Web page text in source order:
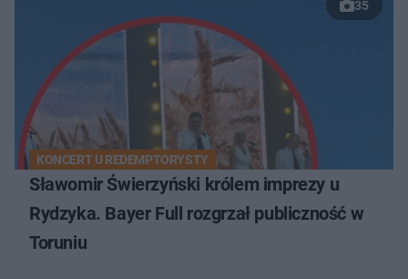
35
KONCERT U REDEMPTORYSTY
Sławomir Świerzyński królem imprezy u
Rydzyka. Bayer Full rozgrzał publiczność w
Toruniu